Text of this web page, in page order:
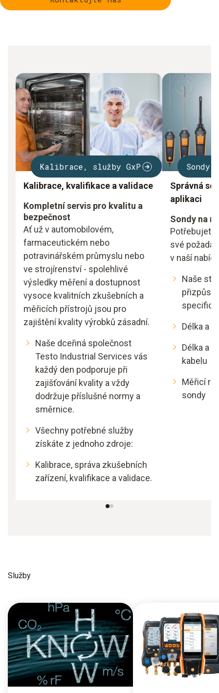
Kalibrace, služby GxP
Kalibrace, kvalifikace a validace
Kompletní servis pro kvalitu a
bezpečnost
Ať už v automobilovém,
farmaceutickém nebo
potravinářském průmyslu nebo
ve strojírenství - spolehlivé
výsledky měření a dostupnost
vysoce kvalitních zkušebních a
měřicích přístrojů jsou pro
zajištění kvality výrobků zásadní.
Naše dceřiná společnost
Testo Industrial Services vás
každý den podporuje při
zajišťování kvality a vždy
dodržuje příslušné normy a
směrnice.
Všechny potřebné služby
získáte z jednoho zdroje:
Kalibrace, správa zkušebních
zařízení, kvalifikace a validace.
Sondy
Správná
aplikaci
Sondy na
Potřebujete
své
v naší
Naše
Délka a
Délka a
kabelu
Měřicí
sondy
Služby